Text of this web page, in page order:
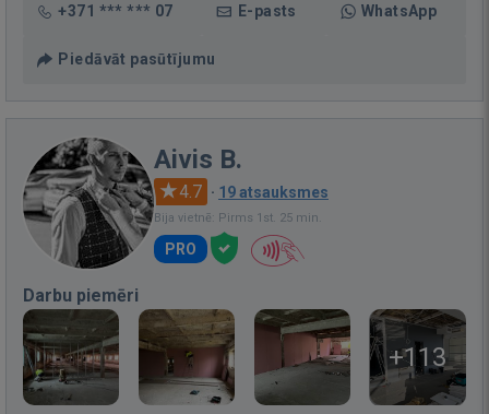
+371 *** *** 07 E-pasts WhatsApp
Piedāvāt pasūtījumu
Aivis B.
4.7 · 19 atsauksmes
Bija vietnē: Pirms 1st. 25 min.
PRO
Darbu piemēri
+113